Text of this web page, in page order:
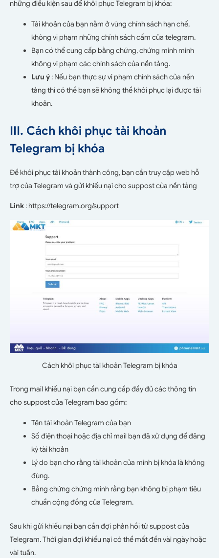
những điều kiện sau để khôi phục Telegram bị khóa:
Tài khoản của bạn nằm ở vùng chính sách hạn chế,
không vi phạm những chính sách cấm của telegram.
Bạn có thể cung cấp bằng chứng, chứng minh mình
không vi phạm các chính sách của nền tảng.
Lưu ý: Nếu bạn thực sự vi phạm chính sách của nền
tảng thì có thể bạn sẽ không thể khôi phục lại được tài
khoản.
III. Cách khôi phục tài khoản
Telegram bị khóa
Để khôi phục tài khoản thành công, bạn cần truy cập web hỗ
trợ của Telegram và gửi khiếu nại cho suppost của nền tảng
Link: https://telegram.org/support
Cách khôi phục tài khoản Telegram bị khóa
Trong mail khiếu nại bạn cần cung cấp đầy đủ các thông tin
cho suppost của Telegram bao gồm:
Tên tài khoản Telegram của bạn
Số điện thoại hoặc địa chỉ mail bạn đã xử dụng để đăng
ký tài khoản
Lý do bạn cho rằng tài khoản của mình bị khóa là không
đúng.
Bằng chứng chứng minh rằng bạn không bị phạm tiêu
chuẩn cộng đồng của Telegram.
Sau khi gửi khiếu nại bạn cần đợi phản hồi từ suppost của
Telegram. Thời gian đợi khiếu nại có thể mất đến vài ngày hoặc
vài tuần.